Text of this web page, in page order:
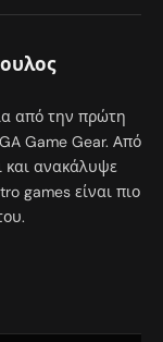
από την πρώτη
Game Gear. Από
και ανακάλυψε
games είναι πιο